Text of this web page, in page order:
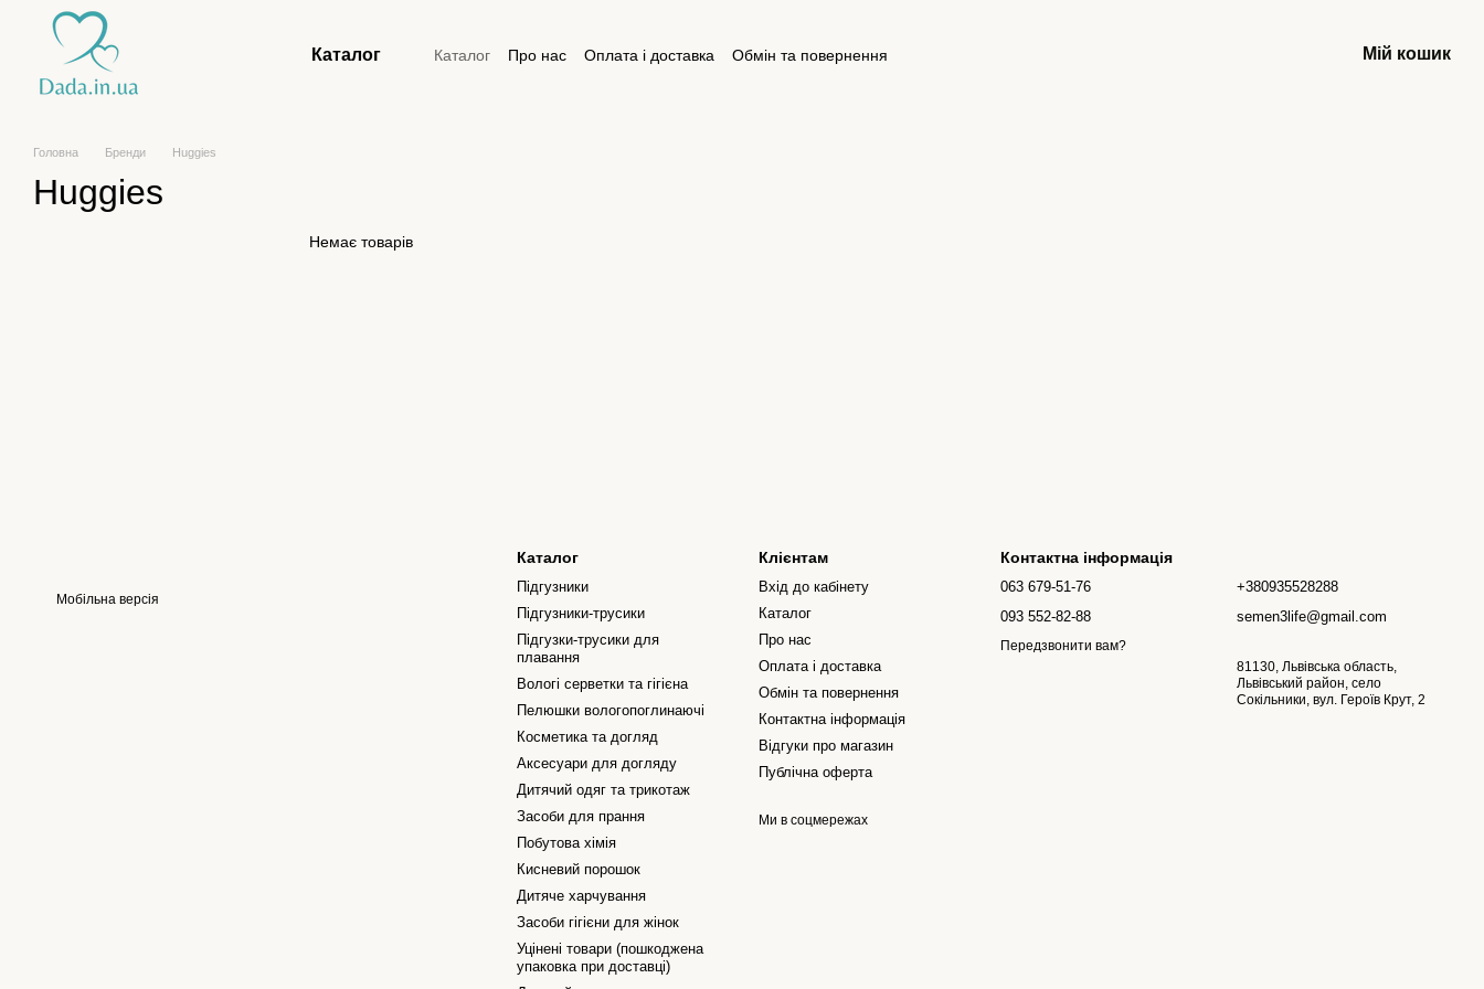
Перейти до основного контенту
Каталог Каталог Про нас Оплата і доставка
Обмін та повернення
Мій кошик
Головна Бренди Huggies
Huggies
Немає товарів
Мобільна версія
Каталог
Підгузники
Підгузники-трусики
Підгузки-трусики для
плавання
Вологі серветки та гігієна
Пелюшки вологопоглинаючі
Косметика та догляд
Аксесуари для догляду
Дитячий одяг та трикотаж
Засоби для прання
Побутова хімія
Кисневий порошок
Дитяче харчування
Засоби гігієни для жінок
Уцінені товари (пошкоджена
упаковка при доставці)
Клієнтам
Вхід до кабінету
Каталог
Про нас
Оплата і доставка
Обмін та повернення
Контактна інформація
Відгуки про магазин
Публічна оферта
Ми в соцмережах
Контактна інформація
063 679-51-76
093 552-82-88
Передзвонити вам?
+380935528288
semen3life@gmail.com
81130, Львівська область,
Львівський район, село
Сокільники, вул. Героїв Крут, 2